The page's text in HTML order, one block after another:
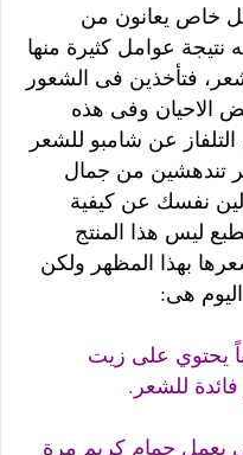
خاص يعانون من
عوامل كثيرة منها
فتأخذين فى الشعور
الاحيان وفى هذه
التلفاز عن شامبو للشعر
تندهشين من جمال
نفسك عن كيفية
ليس هذا المنتج
بهذا المظهر ولكن
هى:
يحتوي على زيت
فائدة للشعر.
بعمل حمام كريم مرة